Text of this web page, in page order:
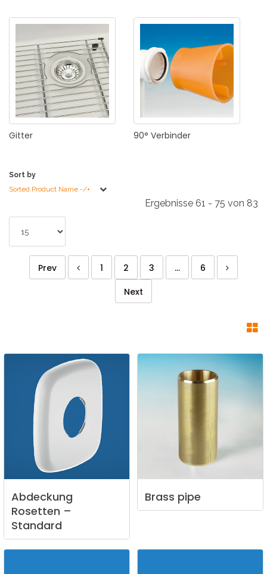
Gitter 90° Verbinder
Sort by
Sorted Product Name -/+
Ergebnisse 61 - 75 von 83
Prev 1 2 3 ...
6
Next
Abdeckung
Rosetten –
Standard
Brass pipe